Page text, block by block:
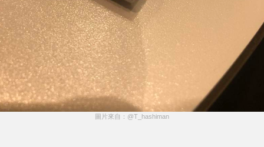
圖片來自：@T_hashiman